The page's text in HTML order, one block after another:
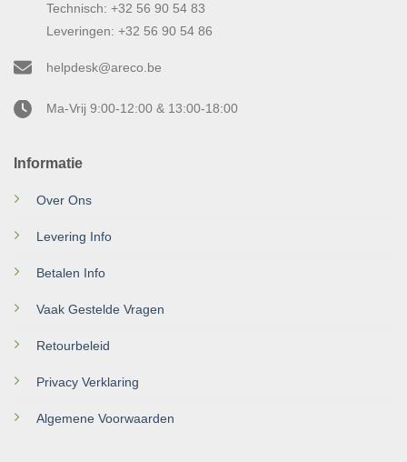
Informatie
Over Ons
Levering Info
Betalen Info
Vaak Gestelde Vragen
Retourbeleid
Privacy Verklaring
Algemene Voorwaarden
Technisch: +32 56 90 54 83
Leveringen: +32 56 90 54 86
helpdesk@areco.be
Ma-Vrij 9:00-12:00 & 13:00-18:00